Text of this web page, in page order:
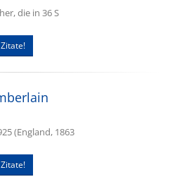
die in 36 S
(England, 1863